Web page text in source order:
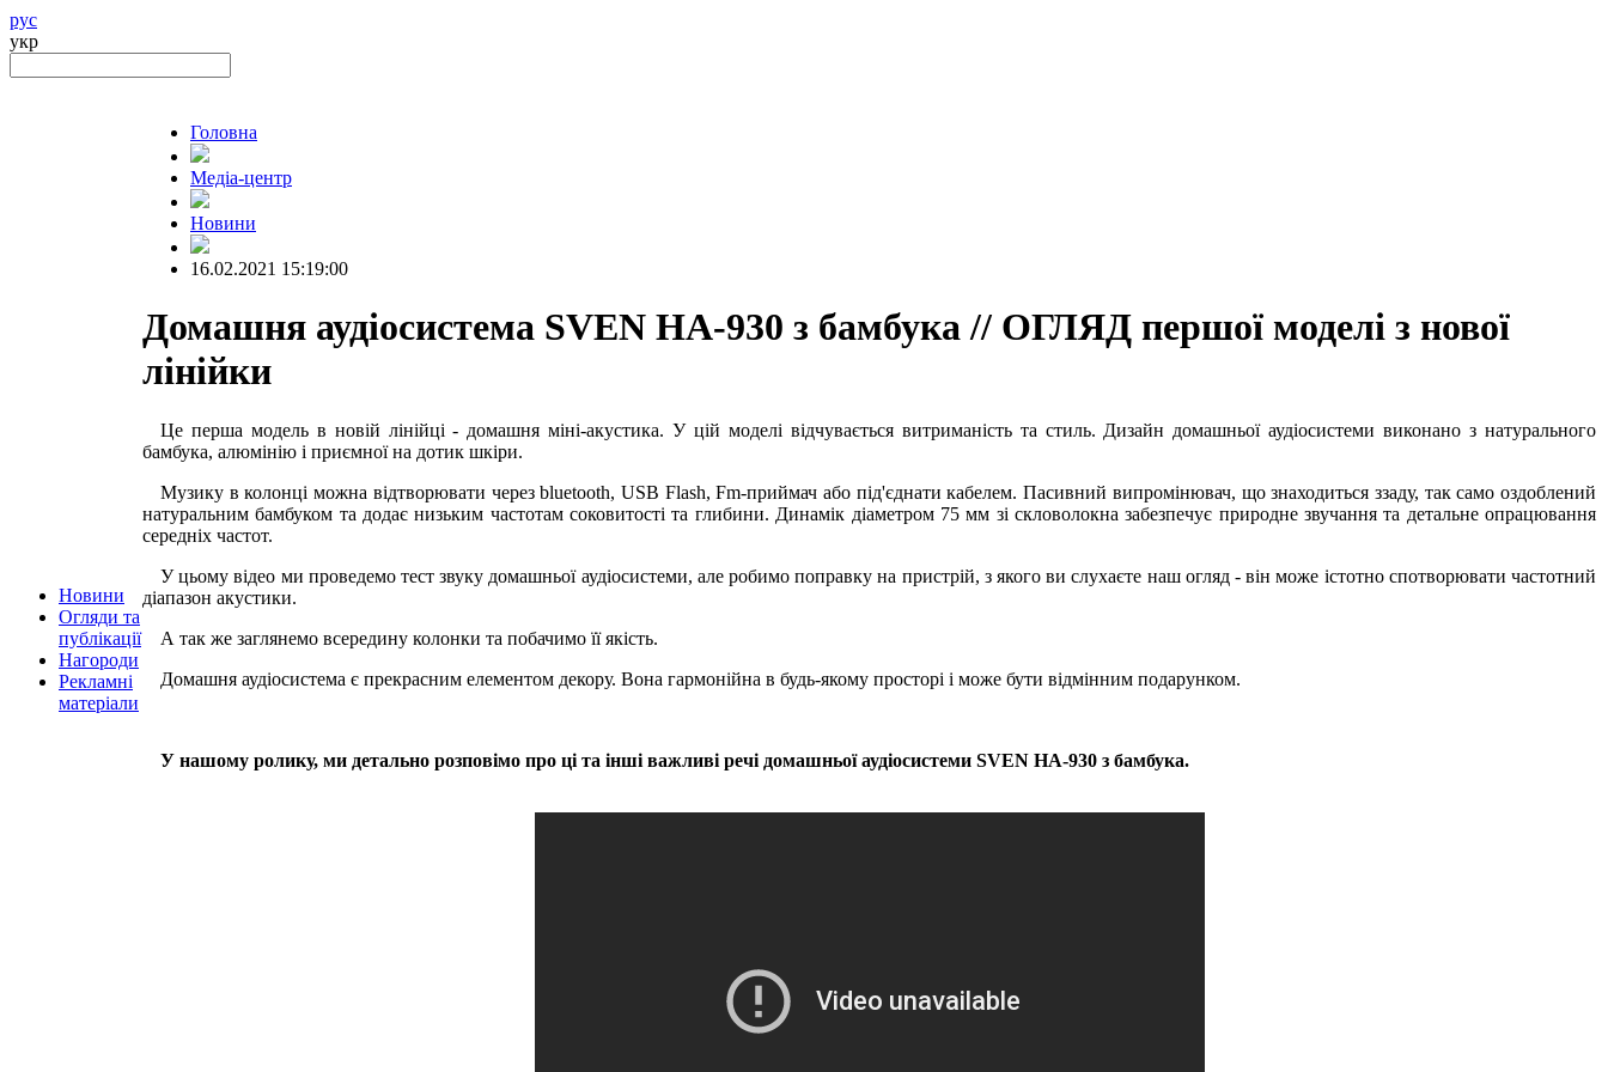
рус
укр
Новини
Огляди та
публікації
Нагороди
Рекламні
матеріали
Головна
Медіа-центр
Новини
16.02.2021 15:19:00
Домашня аудіосистема SVEN НА-930 з бамбука // ОГЛЯД першої моделі з нової
лінійки
Це перша модель в новій лінійці - домашня міні-акустика. У цій моделі відчувається витриманість та стиль. Дизайн домашньої аудіосистеми виконано з натурального
бамбука, алюмінію і приємної на дотик шкіри.
Музику в колонці можна відтворювати через bluetooth, USB Flash, Fm-приймач або під'єднати кабелем. Пасивний випромінювач, що знаходиться ззаду, так само оздоблений
натуральним бамбуком та додає низьким частотам соковитості та глибини. Динамік діаметром 75 мм зі скловолокна забезпечує природне звучання та детальне опрацювання
середніх частот.
У цьому відео ми проведемо тест звуку домашньої аудіосистеми, але робимо поправку на пристрій, з якого ви слухаєте наш огляд - він може істотно спотворювати частотний
діапазон акустики.
А так же заглянемо всередину колонки та побачимо її якість.
Домашня аудіосистема є прекрасним елементом декору. Вона гармонійна в будь-якому просторі і може бути відмінним подарунком.
У нашому ролику, ми детально розповімо про ці та інші важливі речі домашньої аудіосистеми SVEN НА-930 з бамбука.